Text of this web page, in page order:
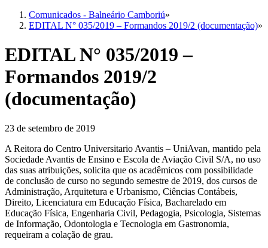
Comunicados - Balneário Camboriú»
EDITAL N° 035/2019 – Formandos 2019/2 (documentação)»
EDITAL N° 035/2019 –
Formandos 2019/2
(documentação)
23 de setembro de 2019
A Reitora do Centro Universitario Avantis – UniAvan, mantido pela
Sociedade Avantis de Ensino e Escola de Aviação Civil S/A, no uso
das suas atribuições, solicita que os acadêmicos com possibilidade
de conclusão de curso no segundo semestre de 2019, dos cursos de
Administração, Arquitetura e Urbanismo, Ciências Contábeis,
Direito, Licenciatura em Educação Física, Bacharelado em
Educação Física, Engenharia Civil, Pedagogia, Psicologia, Sistemas
de Informação, Odontologia e Tecnologia em Gastronomia,
requeiram a colação de grau.